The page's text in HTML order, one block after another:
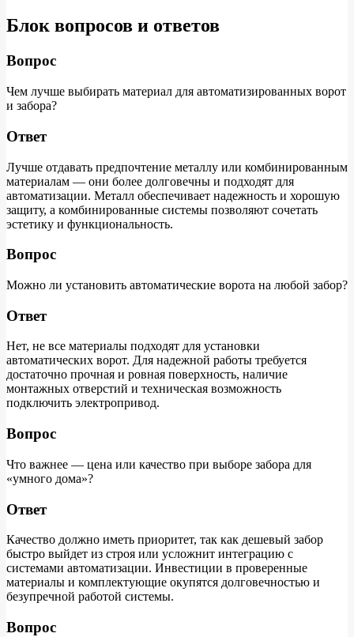
Блок вопросов и ответов
Вопрос
Чем лучше выбирать материал для автоматизированных ворот
и забора?
Ответ
Лучше отдавать предпочтение металлу или комбинированным
материалам — они более долговечны и подходят для
автоматизации. Металл обеспечивает надежность и хорошую
защиту, а комбинированные системы позволяют сочетать
эстетику и функциональность.
Вопрос
Можно ли установить автоматические ворота на любой забор?
Ответ
Нет, не все материалы подходят для установки
автоматических ворот. Для надежной работы требуется
достаточно прочная и ровная поверхность, наличие
монтажных отверстий и техническая возможность
подключить электропривод.
Вопрос
Что важнее — цена или качество при выборе забора для
«умного дома»?
Ответ
Качество должно иметь приоритет, так как дешевый забор
быстро выйдет из строя или усложнит интеграцию с
системами автоматизации. Инвестиции в проверенные
материалы и комплектующие окупятся долговечностью и
безупречной работой системы.
Вопрос